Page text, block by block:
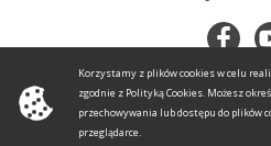
Korzystamy z plików cookies w celu
zgodnie z Polityką Cookies. Możesz
przechowywania lub dostępu do plików
przeglądarce.